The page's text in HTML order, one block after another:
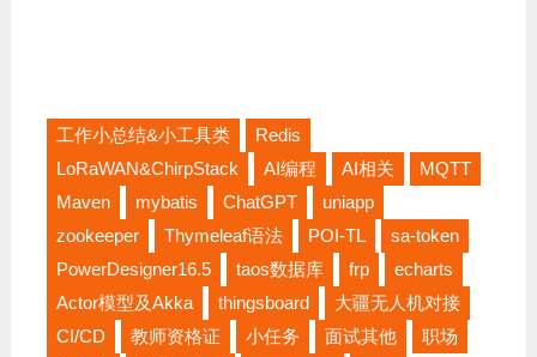
工作小总结&小工具类
Redis
LoRaWAN&ChirpStack
AI编程 AI相关
MQTT
Maven
mybatis ChatGPT
uniapp
zookeeper
Thymeleaf语法 POI-TL
sa-token
PowerDesigner16.5
taos数据库 frp
echarts
Actor模型及Akka
thingsboard
大疆无人机对接
CI/CD
教师资格证 小任务 面试其他
职场